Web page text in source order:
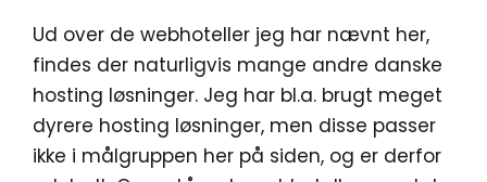
Ud over de webhoteller jeg har nævnt her,
findes der naturligvis mange andre danske
hosting løsninger. Jeg har bl.a. brugt meget
dyrere hosting løsninger, men disse passer
ikke i målgruppen her på siden, og er derfor